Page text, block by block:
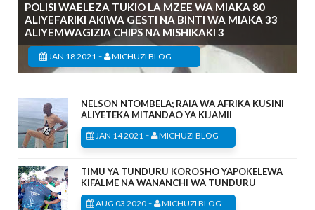
POLISI WAELEZA TUKIO LA MZEE WA MIAKA 80
ALIYEFARIKI AKIWA GESTI NA BINTI WA MIAKA 33
ALIYEMWAGIZIA CHIPS NA MISHIKAKI 3
JAN 18 2021 - MICHUZI BLOG
NELSON NTOMBELA; RAIA WA AFRIKA KUSINI
ALIYETEKA MITANDAO YA KIJAMII
JAN 14 2021 - MICHUZI BLOG
TIMU YA TUNDURU KOROSHO YAPOKELEWA
KIFALME NA WANANCHI WA TUNDURU
AUG 03 2020 - MICHUZI BLOG